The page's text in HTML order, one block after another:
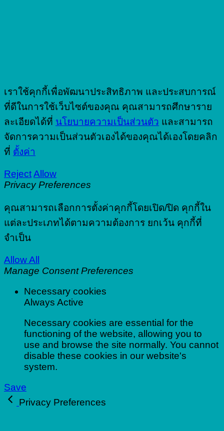
เราใช้คุกกี้เพื่อพัฒนาประสิทธิภาพ และประสบการณ์
ที่ดีในการใช้เว็บไซต์ของคุณ คุณสามารถศึกษาราย
ละเอียดได้ที่ นโยบายความเป็นส่วนตัว และสามารถ
จัดการความเป็นส่วนตัวเองได้ของคุณได้เองโดยคลิก
ที่ ตั้งค่า
RejectAllow
Privacy Preferences
คุณสามารถเลือกการตั้งค่าคุกกี้โดยเปิด/ปิด คุกกี้ใน
แต่ละประเภทได้ตามความต้องการ ยกเว้น คุกกี้ที่
จำเป็น
Allow All
Manage Consent Preferences
Necessary cookies
Always Active
Necessary cookies are essential for the
functioning of the website, allowing you to
use and browse the site normally. You cannot
disable these cookies in our website's
system.
Save
Privacy Preferences